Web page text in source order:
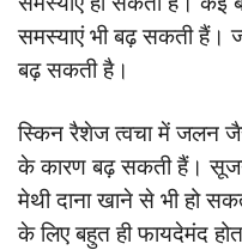
समस्याएं भी बढ़ सकती हैं।
बढ़ सकती है।
स्किन रैशेज त्वचा में जलन
के कारण बढ़ सकती हैं। सूजन
मेथी दाना खाने से भी हो
के लिए बहुत ही फायदेमंद